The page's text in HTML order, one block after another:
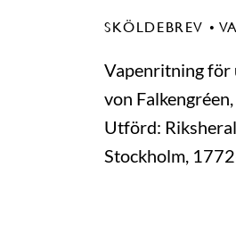
SKÖLDEBREV •
Vapenritning
von
Utförd:
Stockholm,